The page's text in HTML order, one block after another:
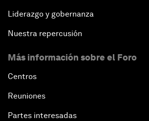
Liderazgo y gobernanza
Nuestra repercusión
Más información sobre el Foro
Centros
Reuniones
Partes interesadas